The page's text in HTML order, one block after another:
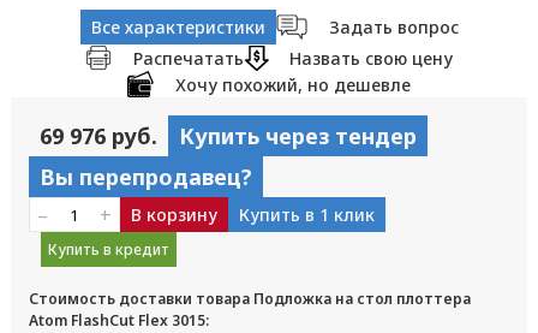
Все характеристики
Задать вопрос
Распечатать
Назвать свою цену
Хочу похожий, но дешевле
69 976 руб.
Купить через тендер
Вы перепродавец?
– + В корзину Купить в 1 клик
Купить в кредит
Стоимость доставки товара Подложка на стол плоттера
Atom FlashCut Flex 3015: